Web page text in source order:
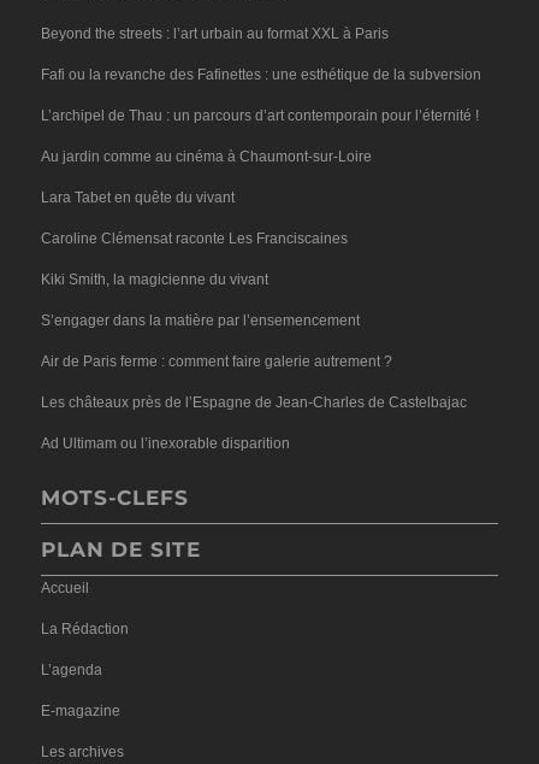
Beyond the streets : l’art urbain au format XXL à Paris
Fafi ou la revanche des Fafinettes : une esthétique de la subversion
L’archipel de Thau : un parcours d’art contemporain pour l’éternité !
Au jardin comme au cinéma à Chaumont-sur-Loire
Lara Tabet en quête du vivant
Caroline Clémensat raconte Les Franciscaines
Kiki Smith, la magicienne du vivant
S’engager dans la matière par l’ensemencement
Air de Paris ferme : comment faire galerie autrement ?
Les châteaux près de l’Espagne de Jean-Charles de Castelbajac
Ad Ultimam ou l’inexorable disparition
MOTS-CLEFS
PLAN DE SITE
Accueil
La Rédaction
L’agenda
E-magazine
Les archives